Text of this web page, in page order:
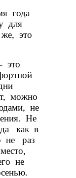
года
для
это
это
можно
не
Не
как в
не раз
не